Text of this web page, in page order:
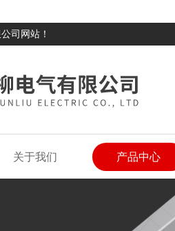
司网站！
关于我们 产品中心